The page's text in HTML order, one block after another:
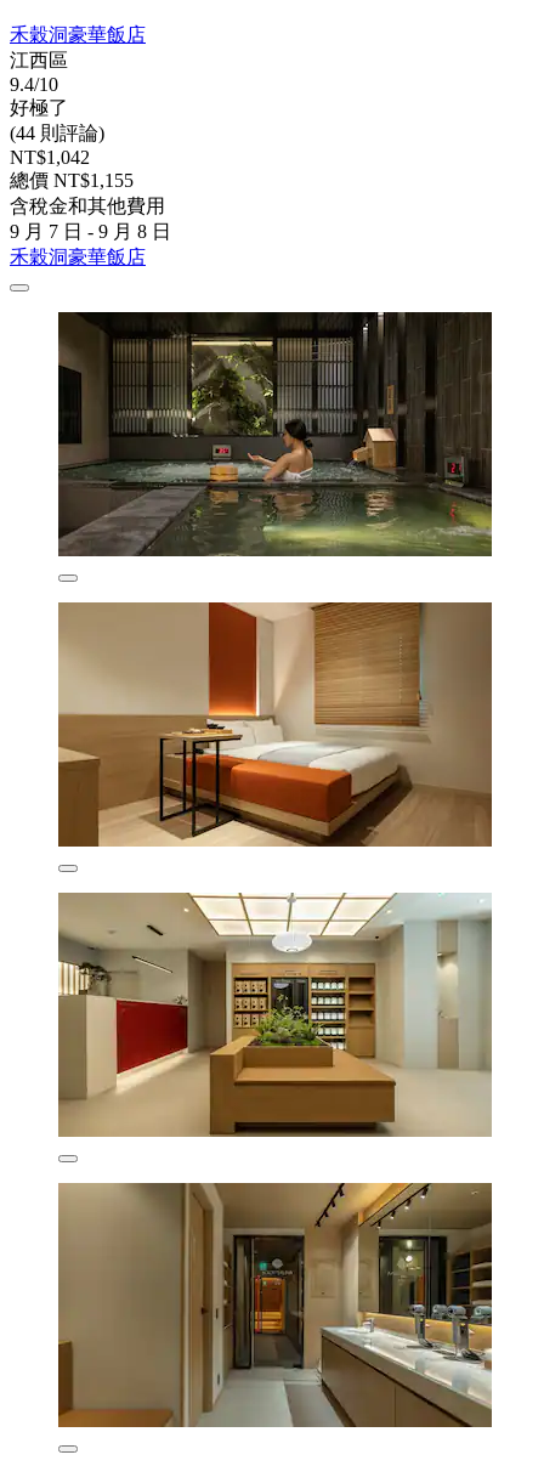
禾穀洞豪華飯店
江西區
9.4/10
好極了
(44 則評論)
NT$1,042
總價 NT$1,155
含稅金和其他費用
9 月 7 日 - 9 月 8 日
禾穀洞豪華飯店